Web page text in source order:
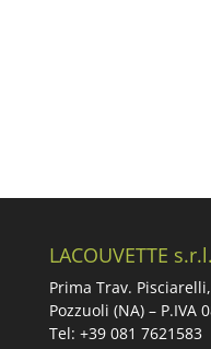
LACOUVETTE s.r.l.
Prima Trav.
Pozzuoli (NA) – P.IVA
Tel: +39 081 7621583